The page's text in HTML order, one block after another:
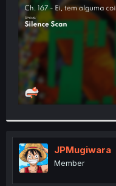
r
JPMugiwara
Member